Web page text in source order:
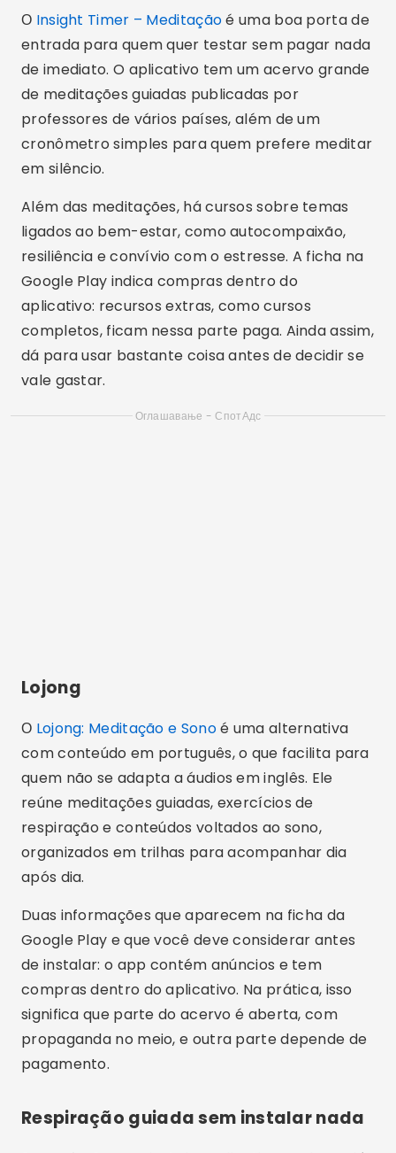
ligados ao bem-estar, como autocompaixão,
resiliência e convívio com o estresse. A ficha na
Google Play indica compras dentro do
aplicativo: recursos extras, como cursos
completos, ficam nessa parte paga. Ainda assim,
dá para usar bastante coisa antes de decidir se
vale gastar.
Lojong
ОLojong: Meditação e Sonoé uma alternativa
com conteúdo em português, o que facilita para
quem não se adapta a áudios em inglês. Ele
reúne meditações guiadas, exercícios de
respiração e conteúdos voltados ao sono,
organizados em trilhas para acompanhar dia
Respiração guiada sem instalar nada
para começar hoje mesmo com um exercício de
respiração. O mais simples é a respiração em
quatro tempos: inspire pelo nariz contando até
quatro, segure o ar contando até quatro, solte
pela boca contando até quatro e espere mais
quatro tempos antes de recomeçar. Repita por
dois ou três minutos.
Outra opção é apenas alongar a expiração:
inspire normalmente e solte o ar mais devagar
do que puxou. O relógio do próprio celular já
serve de cronômetro. Se sentir tontura, pare e
volte a respirar no ritmo normal — o exercício
deve ser confortável, nunca forçado.
Предности техника опуштања